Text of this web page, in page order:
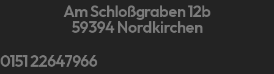
Am Schloßgraben 12b
59394 Nordkirchen
0151 22647966